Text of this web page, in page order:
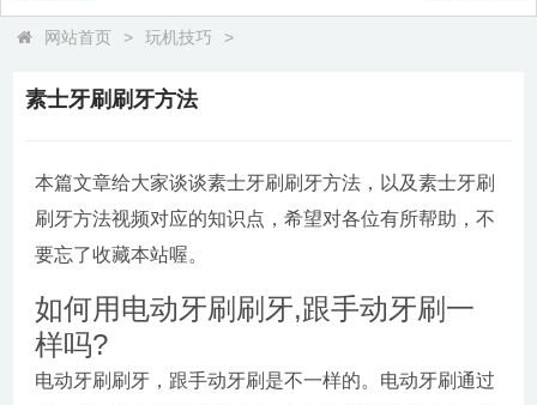
网站首页 > 玩机技巧 >
素士牙刷刷牙方法
本篇文章给大家谈谈素士牙刷刷牙方法，以及素士牙刷
刷牙方法视频对应的知识点，希望对各位有所帮助，不
要忘了收藏本站喔。
如何用电动牙刷刷牙,跟手动牙刷一
样吗?
电动牙刷刷牙，跟手动牙刷是不一样的。电动牙刷通过